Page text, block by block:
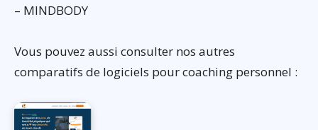
– MINDBODY
Vous pouvez aussi consulter nos autres
comparatifs de logiciels pour coaching personnel :